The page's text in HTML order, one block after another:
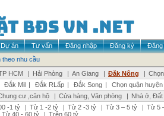
Dự án Tư vấn Đăng nhập Đăng ký
Đăng
theo nhu cầu
HCM | Hải Phòng | An Giang | Đắk Nông |
Đắk Mil | Đắk RLấp | Đắk Song |
Chọn quận
cư ,căn hộ | Cửa hàng, Văn phòng | Nhà ở,
-1 tỷ | Từ 1 -2 tỷ | Từ 2 -3 tỷ | Từ 3 – 5 tỷ | Từ 5
Từ 40 - 60 tỷ | Trên 60 tỷ